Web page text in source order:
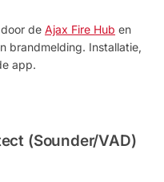
de Ajax Fire Hub en
brandmelding. Installatie,
app.
(Sounder/VAD)